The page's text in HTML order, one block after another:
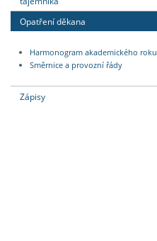
Opatření děkana
Harmonogram akademického roku
Směrnice a provozní řády
Zápisy